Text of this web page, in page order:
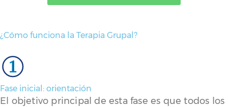
¿Cómo funciona la Terapia Grupal?
1
Fase inicial: orientación
El objetivo principal de esta fase es que todos los